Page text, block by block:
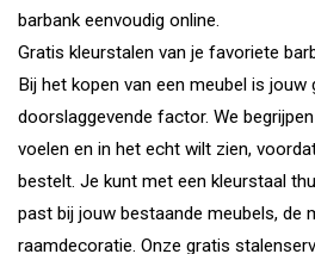
barbank eenvoudig online.
Gratis kleurstalen van je favoriete
Bij het kopen van een meubel is jouw
doorslaggevende factor. We
voelen en in het echt wilt zien,
bestelt. Je kunt met een kleurstaal
past bij jouw bestaande meubels, de
raamdecoratie. Onze gratis